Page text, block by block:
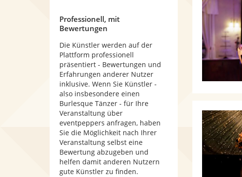
Professionell, mit
Bewertungen
Die Künstler werden auf der
Plattform professionell
präsentiert - Bewertungen und
Erfahrungen anderer Nutzer
inklusive. Wenn Sie Künstler -
also insbesondere einen
Burlesque Tänzer - für Ihre
Veranstaltung über
eventpeppers anfragen, haben
Sie die Möglichkeit nach Ihrer
Veranstaltung selbst eine
Bewertung abzugeben und
helfen damit anderen Nutzern
gute Künstler zu finden.